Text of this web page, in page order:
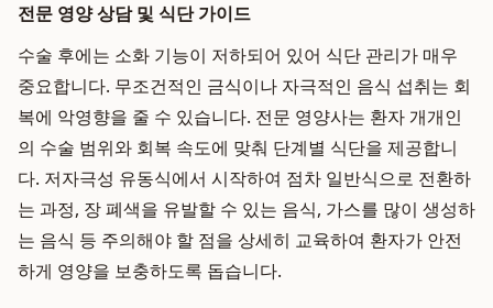
전문 영양 상담 및 식단 가이드
수술 후에는 소화 기능이 저하되어 있어 식단 관리가 매우
중요합니다. 무조건적인 금식이나 자극적인 음식 섭취는 회
복에 악영향을 줄 수 있습니다. 전문 영양사는 환자 개개인
의 수술 범위와 회복 속도에 맞춰 단계별 식단을 제공합니
다. 저자극성 유동식에서 시작하여 점차 일반식으로 전환하
는 과정, 장 폐색을 유발할 수 있는 음식, 가스를 많이 생성하
는 음식 등 주의해야 할 점을 상세히 교육하여 환자가 안전
하게 영양을 보충하도록 돕습니다.